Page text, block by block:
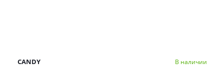
CANDY В наличии